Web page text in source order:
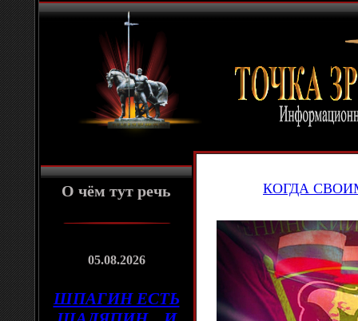
О чём тут речь
05.08.2026
ШПАГИН ЕСТЬ
КОГДА